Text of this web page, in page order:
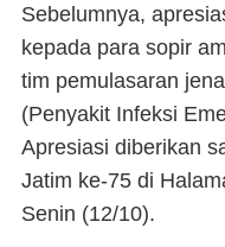
Sebelumnya,
kepada para sopir
tim pemulasaran
(Penyakit Infeksi
Apresiasi diberikan
Jatim ke-75 di
Senin (12/10).